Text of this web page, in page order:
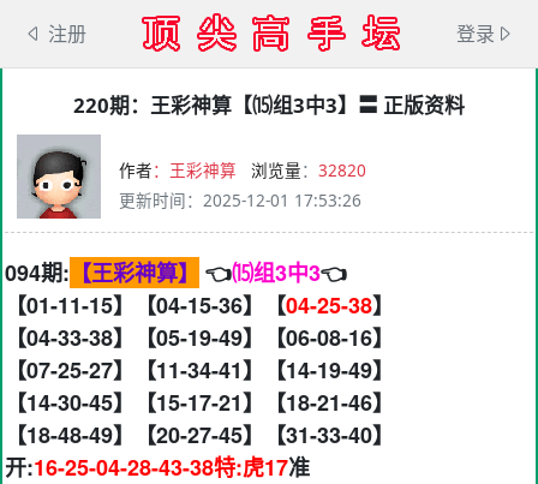
注册 登录
220期：王彩神算【⒂组3中3】〓 正版资料
作者：王彩神算 浏览量： 32820
更新时间： 2025-12-01 17:53:26
094期: 【王彩神算】 👈⒂组3中3👈
【01-11-15】【04-15-36】【04-25-38】
【04-33-38】【05-19-49】【06-08-16】
【07-25-27】【11-34-41】【14-19-49】
【14-30-45】【15-17-21】【18-21-46】
【18-48-49】【20-27-45】【31-33-40】
开:16-25-04-28-43-38特:虎17准